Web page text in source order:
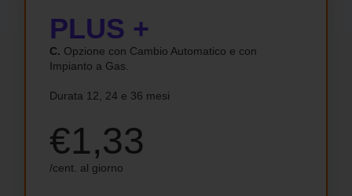
PLUS +
C. Opzione con Cambio Automatico e con
Impianto a Gas.
Durata 12, 24 e 36 mesi
€1,33
/cent. al giorno